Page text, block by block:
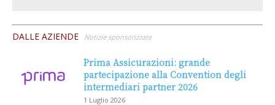
DALLE AZIENDE Notizie sponsorizzate
Prima Assicurazioni: grande
partecipazione alla Convention degli
intermediari partner 2026
1 Luglio 2026